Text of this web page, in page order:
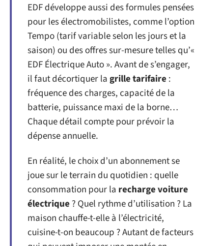
EDF développe aussi des formules pensées
pour les électromobilistes, comme l’option
Tempo (tarif variable selon les jours et la
saison) ou des offres sur-mesure telles qu’«
EDF Électrique Auto ». Avant de s’engager,
il faut décortiquer lagrille tarifaire :
fréquence des charges, capacité de la
batterie, puissance maxi de la borne…
Chaque détail compte pour prévoir la
dépense annuelle.
En réalité, le choix d’un abonnement se
joue sur le terrain du quotidien : quelle
consommation pour la recharge voiture
électrique ? Quel rythme d’utilisation ? La
maison chauffe-t-elle à l’électricité,
cuisine-t-on beaucoup ? Autant de facteurs